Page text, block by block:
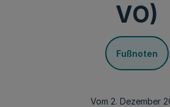
VO)
Fußnoten
Vom 2. Dezember